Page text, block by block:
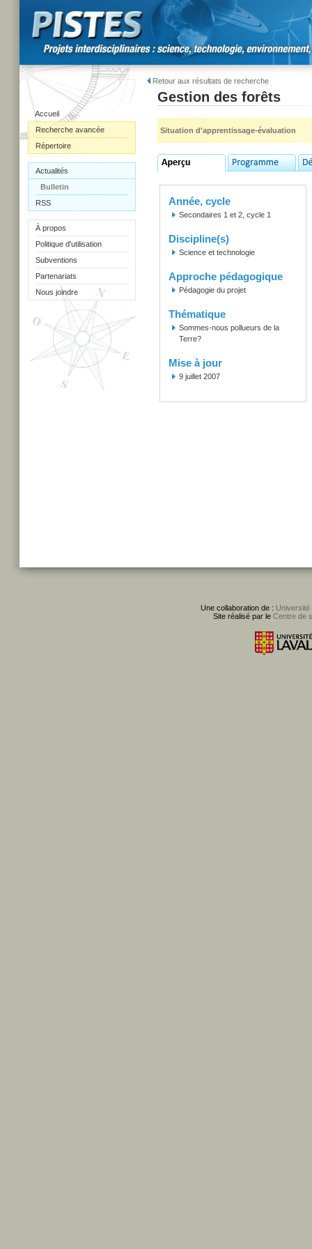
Accueil
Recherche avancée
Répertoire
Actualités
Bulletin
RSS
À propos
Politique d'utilisation
Subventions
Partenariats
Nous joindre
Retour aux résultats de recherche
Gestion des forêts
Situation d'apprentissage-évaluation
Année, cycle
Secondaires 1 et 2, cycle 1
Discipline(s)
Science et technologie
Approche pédagogique
Pédagogie du projet
Thématique
Sommes-nous pollueurs de la
Terre?
Mise à jour
9 juillet 2007
Une collaboration de : Université
Site réalisé par le Centre de